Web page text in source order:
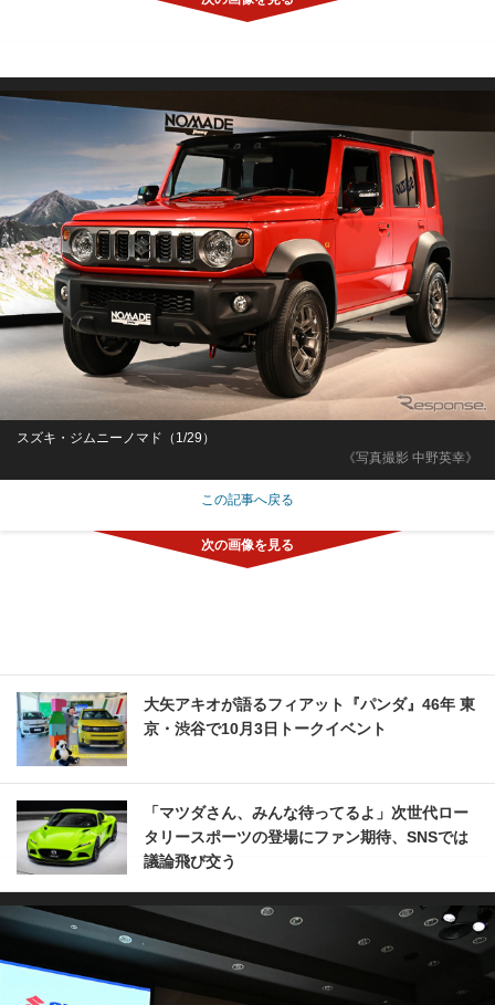
《写真撮影 中野英幸》
スズキ・ジムニーノマド（1/29）
この記事へ戻る
大矢アキオが語るフィアット『パンダ』46年 東
京・渋谷で10月3日トークイベント
「マツダさん、みんな待ってるよ」次世代ロー
タリースポーツの登場にファン期待、SNSでは
議論飛び交う